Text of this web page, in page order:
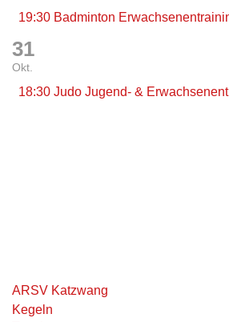
19:30 Badminton
31
Okt.
18:30 Judo Jugend- &
ARSV Katzwang
Kegeln